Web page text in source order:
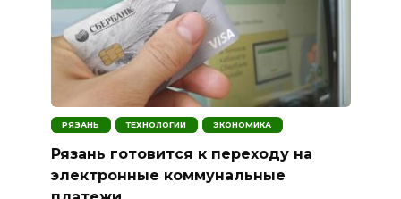
РЯЗАНЬ ТЕХНОЛОГИИ ЭКОНОМИКА
Рязань готовится к переходу на
электронные коммунальные